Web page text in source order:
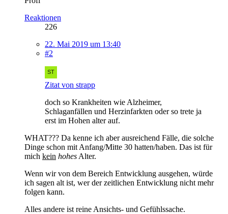
Reaktionen
226
22. Mai 2019 um 13:40
#2
Zitat von strapp
doch so Krankheiten wie Alzheimer,
Schlaganfällen und Herzinfarkten oder so trete ja
erst im Hohen alter auf.
WHAT??? Da kenne ich aber ausreichend Fälle, die solche
Dinge schon mit Anfang/Mitte 30 hatten/haben. Das ist für
mich kein hohes Alter.
Wenn wir von dem Bereich Entwicklung ausgehen, würde
ich sagen alt ist, wer der zeitlichen Entwicklung nicht mehr
folgen kann.
Alles andere ist reine Ansichts- und Gefühlssache.